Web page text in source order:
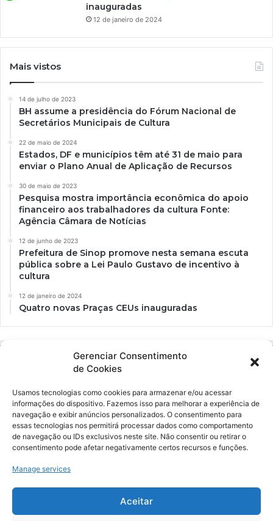
Gerenciar Consentimento
de Cookies
Usamos tecnologias como cookies para armazenar e/ou acessar
informações do dispositivo. Fazemos isso para melhorar a experiência de
navegação e exibir anúncios personalizados. O consentimento para
essas tecnologias nos permitirá processar dados como comportamento
de navegação ou IDs exclusivos neste site. Não consentir ou retirar o
consentimento pode afetar negativamente certos recursos e funções.
Manage services
Aceitar
inauguradas
12 de janeiro de 2024
Mais vistos
14 de julho de 2023
BH assume a presidência do Fórum Nacional de
Secretários Municipais de Cultura
22 de maio de 2024
Estados, DF e municípios têm até 31 de maio para
enviar o Plano Anual de Aplicação de Recursos
30 de maio de 2023
Pesquisa mostra importância econômica do apoio
financeiro aos trabalhadores da cultura Fonte:
Agência Câmara de Notícias
12 de junho de 2023
Prefeitura de Sinop promove nesta semana escuta
pública sobre a Lei Paulo Gustavo de incentivo à
cultura
12 de janeiro de 2024
Quatro novas Praças CEUs inauguradas
Ockara é uma plataforma multicultural e criativa. Nossa proposta é
oferecer o máximo de ferramentas para realizadores e
gerenciadores de espaços criativos e culturais.